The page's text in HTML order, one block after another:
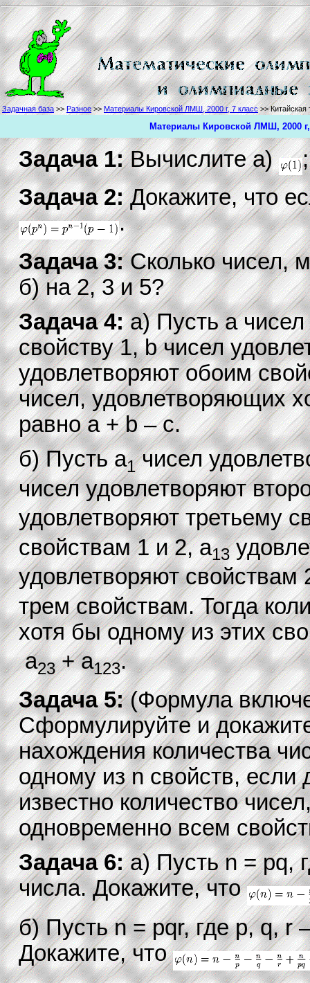
Задачная база>> Разное>> Материалы Кировской ЛМШ, 2000 г, 7 класс>> Китайская
Материалы Кировской ЛМШ, 2000 г,
Задача 1:Вычислите a)
Задача 2:Докажите, что
.
Задача 3:Сколько чисел,
б) на 2, 3 и 5?
Задача 4:а) Пусть a
свойству 1, b чисел
удовлетворяют обоим
чисел, удовлетворяющих
равно a + b – c.
б) Пусть a1чисел
чисел удовлетворяют
удовлетворяют третьему
свойствам 1 и 2, a13
удовлетворяют свойствам
трем свойствам. Тогда
хотя бы одному из этих
a23+ a123.
Задача 5:(Формула
Сформулируйте и
нахождения количества
одному из n свойств, если
известно количество
одновременно всем
Задача 6:а) Пусть n = pq,
числа. Докажите, что
б) Пусть n = pqr, где p, q, r
Докажите, что